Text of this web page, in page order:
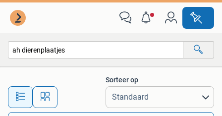
Alle afstanden…
Sorteer op